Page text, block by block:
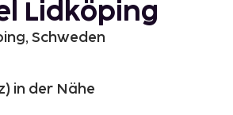
Lidköping
Schweden
in der Nähe